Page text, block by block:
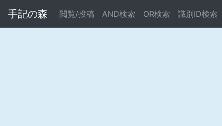
Warning: Undefined array key "error" in/home/
手記の森 閲覧/投稿 AND検索 OR検索 識別ID検索